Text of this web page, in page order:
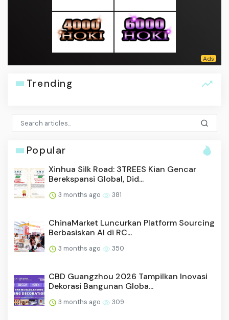
Trending
Popular
Xinhua Silk Road: 3TREES Kian Gencar
Berekspansi Global, Did...
3 months ago 381
ChinaMarket Luncurkan Platform Sourcing
Berbasiskan AI di RC...
3 months ago 350
CBD Guangzhou 2026 Tampilkan Inovasi
Dekorasi Bangunan Globa...
3 months ago 309